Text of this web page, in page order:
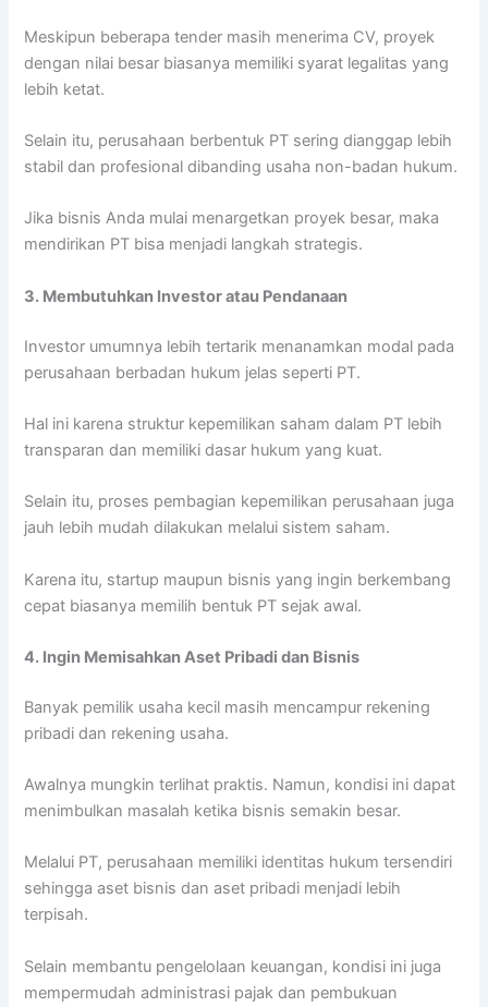
Meskipun beberapa tender masih menerima CV, proyek
dengan nilai besar biasanya memiliki syarat legalitas yang
lebih ketat.
Selain itu, perusahaan berbentuk PT sering dianggap lebih
stabil dan profesional dibanding usaha non-badan hukum.
Jika bisnis Anda mulai menargetkan proyek besar, maka
mendirikan PT bisa menjadi langkah strategis.
3. Membutuhkan Investor atau Pendanaan
Investor umumnya lebih tertarik menanamkan modal pada
perusahaan berbadan hukum jelas seperti PT.
Hal ini karena struktur kepemilikan saham dalam PT lebih
transparan dan memiliki dasar hukum yang kuat.
Selain itu, proses pembagian kepemilikan perusahaan juga
jauh lebih mudah dilakukan melalui sistem saham.
Karena itu, startup maupun bisnis yang ingin berkembang
cepat biasanya memilih bentuk PT sejak awal.
4. Ingin Memisahkan Aset Pribadi dan Bisnis
Banyak pemilik usaha kecil masih mencampur rekening
pribadi dan rekening usaha.
Awalnya mungkin terlihat praktis. Namun, kondisi ini dapat
menimbulkan masalah ketika bisnis semakin besar.
Melalui PT, perusahaan memiliki identitas hukum tersendiri
sehingga aset bisnis dan aset pribadi menjadi lebih
terpisah.
Selain membantu pengelolaan keuangan, kondisi ini juga
mempermudah administrasi pajak dan pembukuan